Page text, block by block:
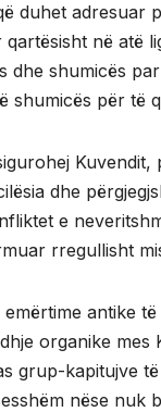
duhet adresuar
në atë
dhe shumicës
shumicës për të
dhe
e
rregullisht
emërtime antike
organike
grup-kapitujve
nëse nuk